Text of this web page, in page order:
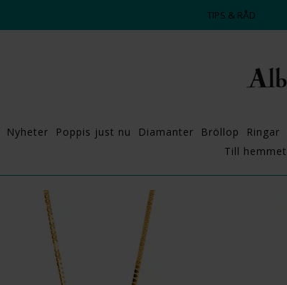
DAGS ATT POPPA?
TIPS & RÅD
Nyheter Poppis just nu Diamanter Bröllop Ringar
Till hemmet